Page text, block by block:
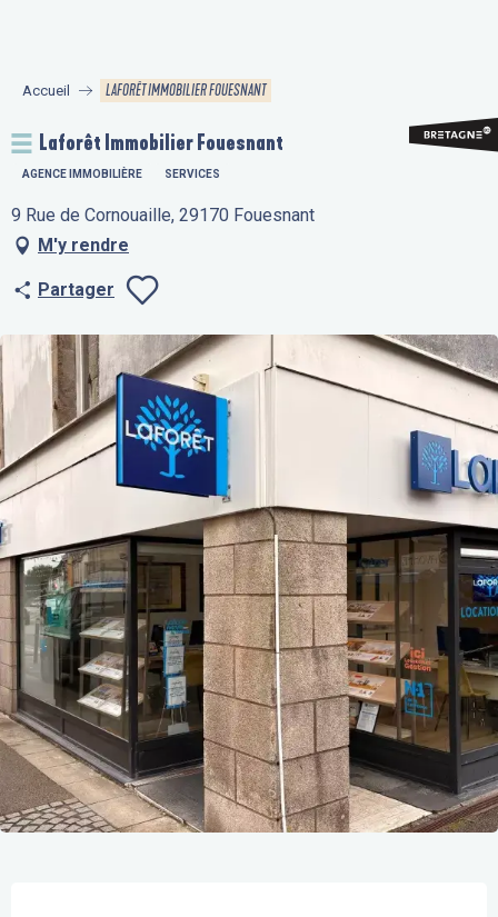
principal
Accueil LAFORÊT IMMOBILIER FOUESNANT
Laforêt Immobilier Fouesnant
AGENCE IMMOBILIÈRE SERVICES
9 Rue de Cornouaille, 29170 Fouesnant
M'y rendre
Partager
Ajouter aux